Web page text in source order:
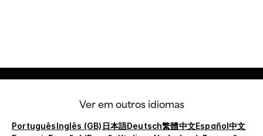
Ver em outros idiomas
PortuguêsInglês (GB) 日本語Deutsch繁體中文Español中文